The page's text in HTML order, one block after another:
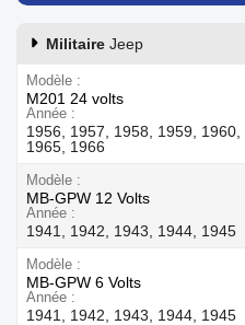
Militaire Jeep
Modèle
M201 24 volts
Année
1956, 1957, 1958, 1959,
1965, 1966
Modèle
MB-GPW 12 Volts
Année
1941, 1942, 1943, 1944, 1945
Modèle
MB-GPW 6 Volts
Année
1941, 1942, 1943, 1944, 1945